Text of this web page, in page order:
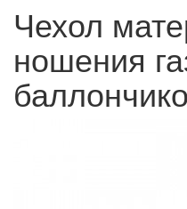
Чехол
ношения